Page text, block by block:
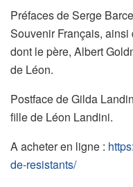
Préfaces de Serge
Souvenir Français,
dont le père, Albert
de Léon.
Postface de Gilda
fille de Léon Landini.
A acheter en ligne :
de-resistants/